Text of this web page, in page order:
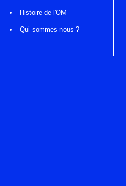
Histoire de l'OM
Qui sommes nous ?